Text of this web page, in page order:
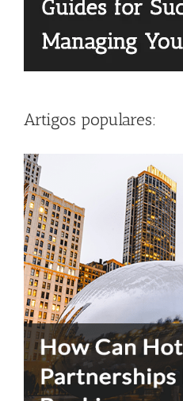
Artigos populares: